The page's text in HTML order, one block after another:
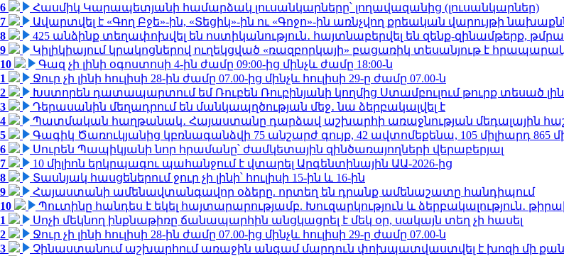
6
Հասմիկ Կարապետյանի համարձակ լուսանկարները՝ լողավազանից (լուսանկարներ)
7
Ավարտվել է «Գող Բջե»-ին, «Տեցիկ»-ին ու «Գոջո»-ին առնչվող քրեական վարույթի
8
425 անձինք տեղափոխվել են ոստիկանություն․ հայտնաբերվել են զենք-զինամթերք,
9
Կիլիկիայում կրակոցներով ուղեկցված «ռազբորկայի» բացառիկ տեսանյութ է
10
Գազ չի լինի օգոստոսի 4-ին ժամը 09:00-ից մինչև ժամը 18:00-ն
1
Ջուր չի լինի հուլիսի 28-ին ժամը 07.00-ից մինչև հուլիսի 29-ը ժամը 07.00-ն
2
Խստորեն դատապարտում եմ Ռուբեն Ռուբինյանի կողմից Ստամբուլում թուրք տեսած
3
Դերասանին մեղադրում են մանկապղծության մեջ․ նա ձերբակալվել է
4
Պատմական հաղթանակ․ Հայաստանը դարձավ աշխարհի առաջնության մեդալային
5
Գագիկ Ծառուկյանից կբռնագանձվի 75 անշարժ գույք, 42 ավտոմեքենա, 105 միլիարդ 865
6
Սուրեն Պապիկյանի նոր հրամանը՝ ժամկետային զինծառայողների վերաբերյալ
7
10 միլիոն երկրպագու պահանջում է վտարել Արգենտինային ԱԱ-2026-ից
8
Տասնյակ հասցեներում ջուր չի լինի՝ հուլիսի 15-ին և 16-ին
9
Հայաստանի ամենավտանգավոր օձերը. որտեղ են դրանք ամենաշատը հանդիպում
10
Պուտինը հանդես է եկել հայտարարությամբ. Խուզարկություն և ձերբակալություն․
1
Սոչի մեկնող ինքնաթիռը ճանապարհին անցկացրել է մեկ օր, սակայն տեղ չի հասել
2
Ջուր չի լինի հուլիսի 28-ին ժամը 07.00-ից մինչև հուլիսի 29-ը ժամը 07.00-ն
3
Չինաստանում աշխարհում առաջին անգամ մարդուն փոխպատվաստվել է խոզի մի